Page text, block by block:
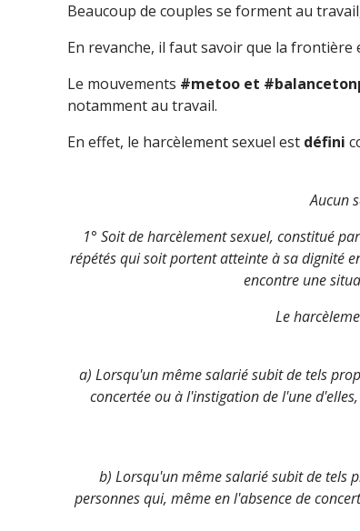
Beaucoup de couples se forment au
En revanche, il faut savoir que la
Le mouvements #metoo et
notamment au travail.
En effet, le harcèlement sexuel est défini
Aucun
1° Soit de harcèlement sexuel, constitué
répétés qui soit portent atteinte à sa dignité
encontre une
Le
a) Lorsqu'un même salarié subit de tels
concertée ou à l'instigation de l'une
b) Lorsqu'un même salarié subit de tels
personnes qui, même en l'absence de